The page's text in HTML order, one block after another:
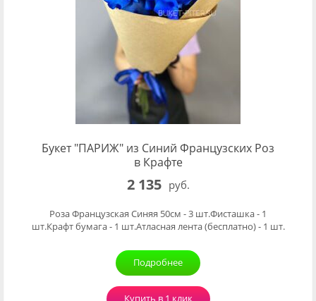
Букет "ПАРИЖ" из Синий Французских Роз
в Крафте
2 135 руб.
Роза Французская Синяя 50см - 3 шт.Фисташка - 1
шт.Крафт бумага - 1 шт.Атласная лента (бесплатно) - 1 шт.
Подробнее
Купить в 1 клик